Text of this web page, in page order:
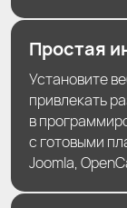
Простая
Установите
привлекать
в
с готовыми
Joomla,